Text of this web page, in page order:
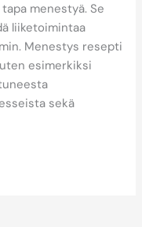
menestyä. Se
liiketoimintaa
Menestys resepti
esimerkiksi
sekä